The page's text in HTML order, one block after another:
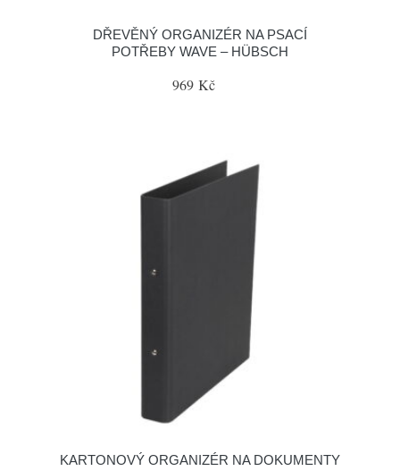
DŘEVĚNÝ ORGANIZÉR NA PSACÍ
POTŘEBY WAVE – HÜBSCH
969 Kč
KARTONOVÝ ORGANIZÉR NA DOKUMENTY